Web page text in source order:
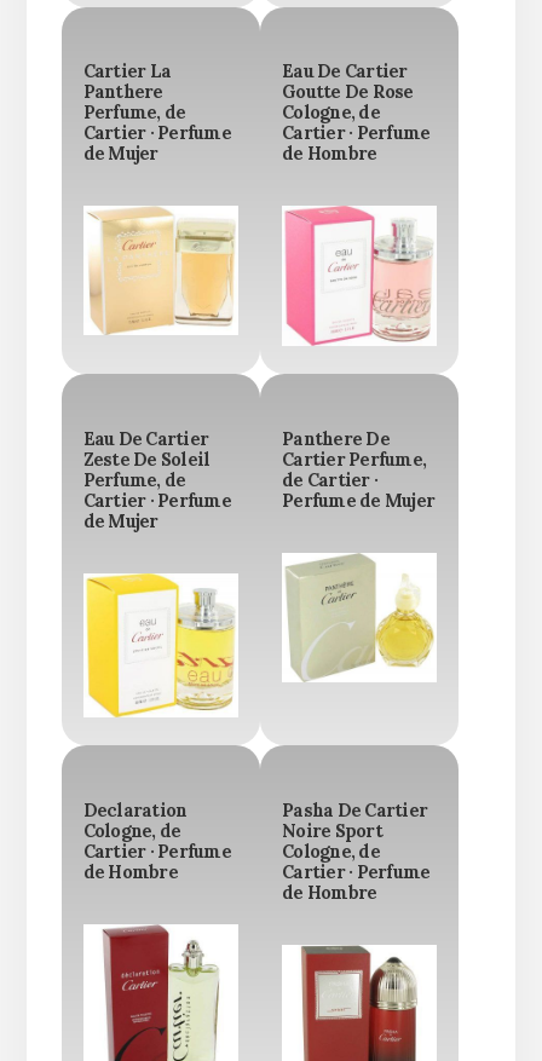
Cartier La
Panthere
Perfume, de
Cartier · Perfume
de Mujer
Eau De Cartier
Goutte De Rose
Cologne, de
Cartier · Perfume
de Hombre
Eau De Cartier
Zeste De Soleil
Perfume, de
Cartier · Perfume
de Mujer
Panthere De
Cartier Perfume,
de Cartier ·
Perfume de Mujer
Declaration
Cologne, de
Cartier · Perfume
de Hombre
Pasha De Cartier
Noire Sport
Cologne, de
Cartier · Perfume
de Hombre